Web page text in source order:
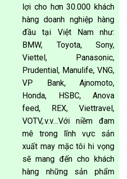
lợi cho hơn 30.000 khách
hàng doanh nghiệp hàng
đầu tại Việt Nam như:
BMW, Toyota, Sony,
Viettel, Panasonic,
Prudential, Manulife, VNG,
VP Bank, Ajnomoto,
Honda, HSBC, Anova
feed, REX, Viettravel,
VOTV,.v.v…Với niềm đam
mê trong lĩnh vực sản
xuất may mặc tôi hi vọng
sẽ mang đến cho khách
hàng những sản phẩm